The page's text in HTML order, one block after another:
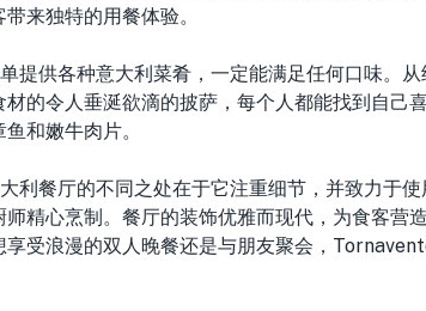
来独特的用餐体验。
提供各种意大利菜肴，一定能满足任何口味。
的令人垂涎欲滴的披萨，每个人都能找到自己
和嫩牛肉片。
利餐厅的不同之处在于它注重细节，并致力于
精心烹制。餐厅的装饰优雅而现代，为食客营
受浪漫的双人晚餐还是与朋友聚会，